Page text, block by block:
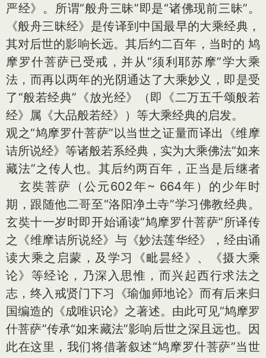
严经》。所谓“般舟三昧”即是“诸佛现前三昧”。
《般舟三昧经》是传译到中国最早的大乘经典，
其对后世的影响长远。其后约二百年，当时的 鸠
摩罗什菩萨已受戒，并从“须利耶苏摩”学大乘
法，而再以两年的光阴通达了大乘妙义，即是受
了“般若经典”《放光经》（即《二万五千颂般若
经》属《大品般若经》）等大乘经典的启发。
观之“鸠摩罗什菩萨”以当世之证量而译出《维摩
诘所说经》等诸般若系经典，实为大乘佛法“如来
藏法”之传人也。其后约两百年，正当是后继者
玄奘菩萨（公元602年~ 664年）的少年时
期，跟随他二哥至“洛阳净土寺”学习佛教经典。
玄奘十一岁时即开始诵读“鸠摩罗什菩萨”所译传
之《维摩诘所说经》与《妙法莲华经》，经由诵
读大乘之启蒙，及学习《毗昙经》、《摄大乘
论》等经论，乃深入思惟，而兴起西行求法之
志，终入戒贤门下习《瑜伽师地论》而有后来归
国编造的《成唯识论》之著述。由此可见“鸠摩罗
什菩萨”传承“如来藏法”影响后世之深且远也。因
此在这里，我们将借著叙述“鸠摩罗什菩萨”当世